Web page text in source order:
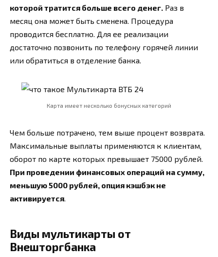
которой тратится больше всего денег. Раз в
месяц она может быть сменена. Процедура
проводится бесплатно. Для ее реализации
достаточно позвонить по телефону горячей линии
или обратиться в отделение банка.
Карта имеет несколько бонусных категорий
Чем больше потрачено, тем выше процент возврата.
Максимальные выплаты применяются к клиентам,
оборот по карте которых превышает 75000 рублей.
При проведении финансовых операций на сумму,
меньшую 5000 рублей, опция кэшбэк не
активируется.
Виды мультикарты от
Внешторгбанка